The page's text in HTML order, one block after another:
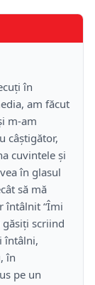
în
am făcut
m-am
câştigător,
cuvintele şi
în glasul
să mă
întâlnit “Îmi
găsiţi scriind
întâlni,
în
pe un